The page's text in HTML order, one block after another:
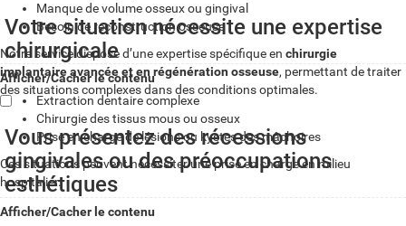
Manque de volume osseux ou gingival
Besoin de reconstruction osseuse
Notre service dispose d’une expertise spécifique en chirurgie
implantaire avancée et en régénération osseuse, permettant de traiter
des situations complexes dans des conditions optimales.
Votre situation nécessite une expertise
chirurgicale
Afficher/Cacher le contenu
Extraction dentaire complexe
Chirurgie des tissus mous ou osseux
Prise en charge de lésions ou kystes des mâchoires
Ces situations peuvent nécessiter une prise en charge en milieu
hospitalier.
Vous présentez des récessions
gingivales ou des préoccupations
esthétiques
Afficher/Cacher le contenu